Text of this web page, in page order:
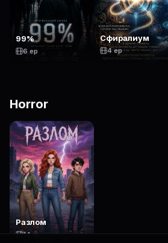
99%
6 ep
Сфиралиум
4 ep
Horror
Разлом
14 ep